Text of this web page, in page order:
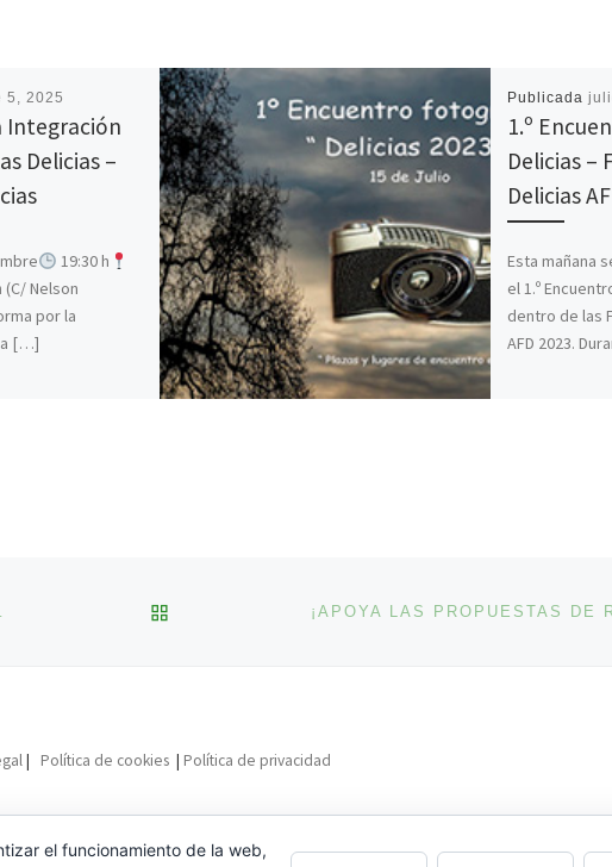
5, 2025
Integración
Delicias –
19:30 h
Nelson
por la
[…]
Publicada
1.º
Delicias –
Delicias
Esta mañana
el 1.º
dentro de las
AFD 2023.
VOLVER A LA LISTA DE ENTRADAS
| Política de cookies | Política de privacidad
el funcionamiento de la web,